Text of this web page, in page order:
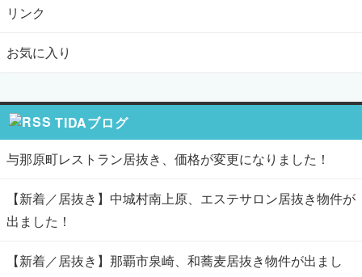
リンク
お気に入り
TIDAブログ
与那原町レストラン居抜き、価格が変更になりました！
【新着／居抜き】中城村南上原、エステサロン居抜き物件が
出ました！
【新着／居抜き】那覇市泉崎、和蕎麦居抜き物件が出まし